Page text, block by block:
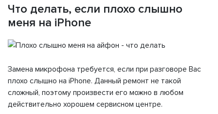
Что делать, если плохо слышно
меня на iPhone
Замена микрофона требуется, если при разговоре Вас
плохо слышно на iPhone. Данный ремонт не такой
сложный, поэтому произвести его можно в любом
действительно хорошем сервисном центре.